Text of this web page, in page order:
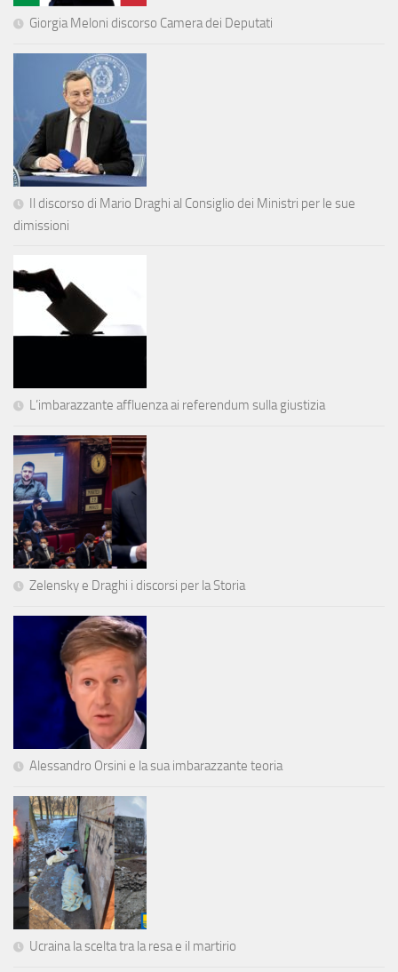
Giorgia Meloni discorso Camera dei Deputati
Il discorso di Mario Draghi al Consiglio dei Ministri per le sue
dimissioni
L’imbarazzante affluenza ai referendum sulla giustizia
Zelensky e Draghi i discorsi per la Storia
Alessandro Orsini e la sua imbarazzante teoria
Ucraina la scelta tra la resa e il martirio